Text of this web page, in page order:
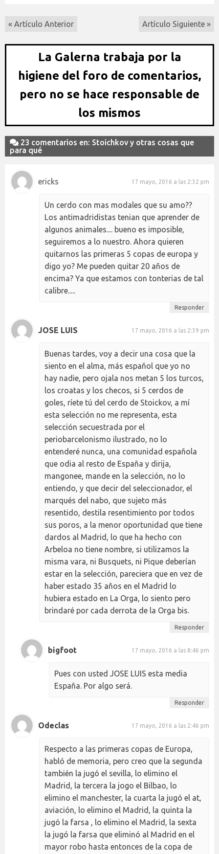
« Artículo Anterior Artículo Siguiente »
La Galerna trabaja por la
higiene del foro de comentarios,
pero no se hace responsable de
los mismos
23 comentarios en: Stoichkov y otras cosas que
para qué
ericks 17 mayo, 2016 a las 2:32 pm
Un cerdo con mas modales que su amo??
Los antimadridistas tenian que aprender de
algunos animales.... bueno es imposible,
seguiremos a lo nuestro. Ahora quieren
quitarnos las primeras 5 copas de europa y
digo yo? Me pueden quitar 20 años de
encima? Ya que estamos con tonterias de tal
calibre.....
Responder
JOSE LUIS 17 mayo, 2016 a las 2:39 pm
Buenas tardes, voy a decir una cosa que la
siento en el alma, más español que yo no
hay nadie, pero ojala nos metan 5 los turcos,
los croatas y los checos, si 5 cerdos de
goles, ríete tú del cerdo de Stoickov, a mí
esta selección no me representa, esta
selección secuestrada por el
periobarcelonismo ilustrado, no lo
entenderé nunca, una comunidad española
que odia al resto de España y dirija,
mangonee, mande en la selección, no lo
entiendo, y que decir del seleccionador, el
marqués del nabo, que sujeto más
resentido, destila resentimiento por todos
sus poros, a la menor oportunidad que tiene
dardos al Madrid, lo que ha hecho con
Arbeloa no tiene nombre, si utilizamos la
misma vara, ni Busquets, ni Pique deberían
estar en la selección, pareciera que en vez de
haber estado 35 años en el Madrid lo
hubiera estado en La Orga, lo siento pero
brindaré por cada derrota de la Orga bis.
Responder
bigfoot 17 mayo, 2016 a las 8:46 pm
Pues con usted JOSE LUIS esta media
España. Por algo será.
Responder
Odeclas 17 mayo, 2016 a las 2:46 pm
Respecto a las primeras copas de Europa,
habló de memoria, pero creo que la segunda
también la jugó el sevilla, lo elimino el
Madrid, la tercera la jogo el Bilbao, lo
elimino el manchester, la cuarta la jugó el at,
aviación, lo elimino el Madrid, la quinta la
jugó la farsa , lo elimino el Madrid, la sexta
la jugó la farsa que eliminó al Madrid en el
mayor robo hasta entonces de la copa de